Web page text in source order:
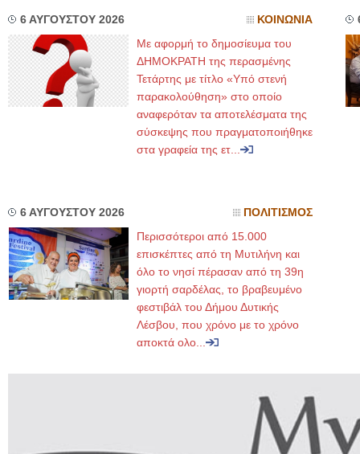
6 ΑΥΓΟΥΣΤΟΥ 2026 ΚΟΙΝΩΝΙΑ
Με αφορμή το δημοσίευμα του
ΔΗΜΟΚΡΑΤΗ της περασμένης
Τετάρτης με τίτλο «Υπό στενή
παρακολούθηση» στο οποίο
αναφερόταν τα αποτελέσματα της
σύσκεψης που πραγματοποιήθηκε
στα γραφεία της ετ...
6 ΑΥΓΟΥΣΤΟΥ 2026 ΠΟΛΙΤΙΣΜΟΣ
Περισσότεροι από 15.000
επισκέπτες από τη Μυτιλήνη και
όλο το νησί πέρασαν από τη 39η
γιορτή σαρδέλας, το βραβευμένο
φεστιβάλ του Δήμου Δυτικής
Λέσβου, που χρόνο με το χρόνο
αποκτά ολο...